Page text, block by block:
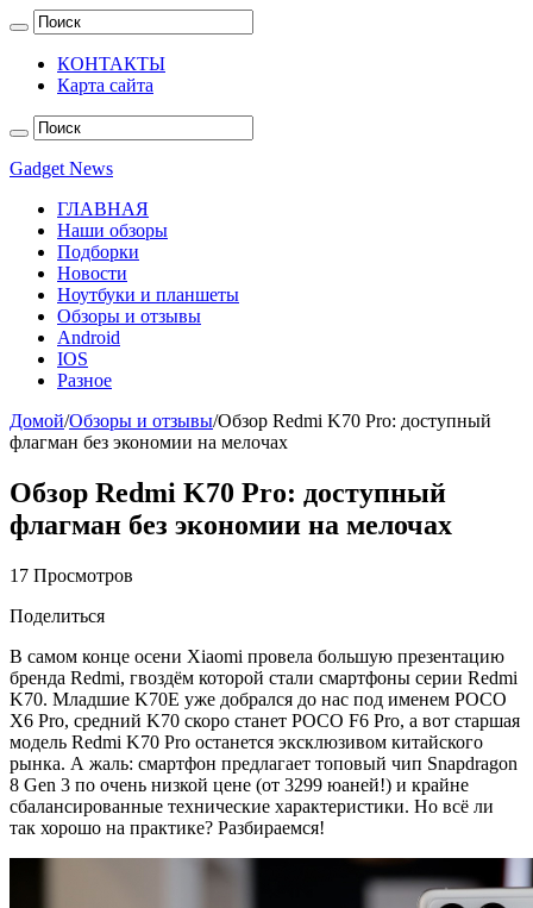
КОНТАКТЫ
Карта сайта
Gadget News
ГЛАВНАЯ
Наши обзоры
Подборки
Новости
Ноутбуки и планшеты
Обзоры и отзывы
Android
IOS
Разное
Домой/Обзоры и отзывы/Обзор Redmi K70 Pro: доступный
флагман без экономии на мелочах
Обзор Redmi K70 Pro: доступный
флагман без экономии на мелочах
17 Просмотров
Поделиться
В самом конце осени Xiaomi провела большую презентацию
бренда Redmi, гвоздём которой стали смартфоны серии Redmi
K70. Младшие K70E уже добрался до нас под именем POCO
X6 Pro, средний K70 скоро станет POCO F6 Pro, а вот старшая
модель Redmi K70 Pro останется эксклюзивом китайского
рынка. А жаль: смартфон предлагает топовый чип Snapdragon
8 Gen 3 по очень низкой цене (от 3299 юаней!) и крайне
сбалансированные технические характеристики. Но всё ли
так хорошо на практике? Разбираемся!